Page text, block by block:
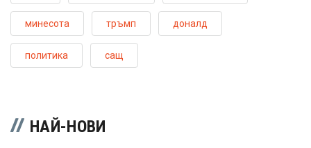
минесота тръмп доналд
политика сащ
НАЙ-НОВИ